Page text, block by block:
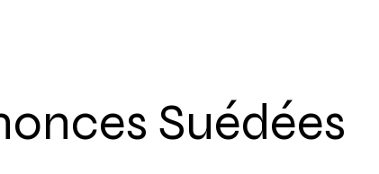
Suédées